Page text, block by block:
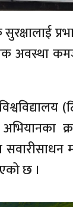
अवस्था
छ ।